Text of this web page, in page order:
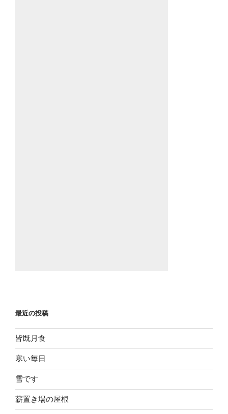
最近の投稿
皆既月食
寒い毎日
雪です
薪置き場の屋根